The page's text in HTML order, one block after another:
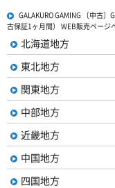
GALAKURO GAMING 〔中古
古保証1ヶ月間） WEB販売ページ
北海道地方
東北地方
関東地方
中部地方
近畿地方
中国地方
四国地方